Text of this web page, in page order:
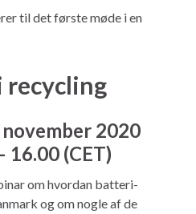
til det første møde i en
recycling
november 2020
16.00 (CET)
om hvordan batteri-
og om nogle af de